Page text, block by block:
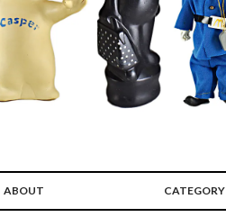
ABOUT CATEGORY